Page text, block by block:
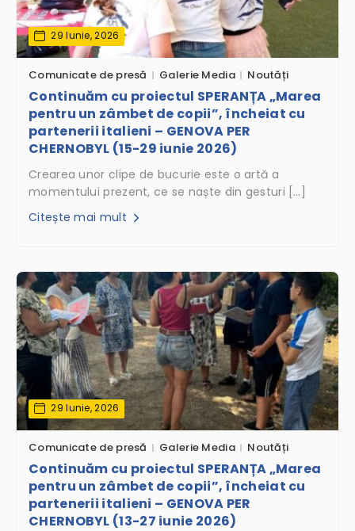
29 Iunie, 2026
Comunicate de presă Galerie Media Noutăți
Continuăm cu proiectul SPERANȚA „Marea
pentru un zâmbet de copii”, încheiat cu
partenerii italieni – GENOVA PER
CHERNOBYL (15-29 iunie 2026)
Crearea unor clipe de bucurie este o artă a
momentului prezent, ce se naște din gesturi […]
Citește mai mult
29 Iunie, 2026
Comunicate de presă Galerie Media Noutăți
Continuăm cu proiectul SPERANȚA „Marea
pentru un zâmbet de copii”, încheiat cu
partenerii italieni – GENOVA PER
CHERNOBYL (13-27 iunie 2026)